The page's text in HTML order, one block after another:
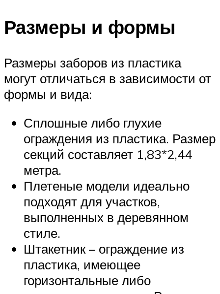
Размеры и формы
Размеры заборов из пластика
могут отличаться в зависимости от
формы и вида:
Сплошные либо глухие
ограждения из пластика. Размер
секций составляет 1,83*2,44
метра.
Плетеные модели идеально
подходят для участков,
выполненных в деревянном
стиле.
Штакетник – ограждение из
пластика, имеющее
горизонтальные либо